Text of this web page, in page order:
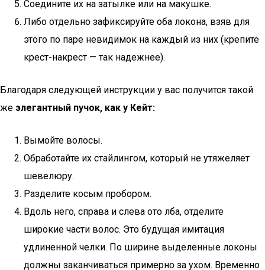
Соедините их на затылке или на макушке.
Либо отдельно зафиксируйте оба локона, взяв для
этого по паре невидимок на каждый из них (крепите
крест-накрест — так надежнее).
Благодаря следующей инструкции у вас получится такой
же элегантный пучок, как у Кейт:
Вымойте волосы.
Обработайте их стайлингом, который не утяжеляет
шевелюру.
Разделите косым пробором.
Вдоль него, справа и слева ото лба, отделите
широкие части волос. Это будущая имитация
удлиненной челки. По ширине выделенные локоны
должны заканчиваться примерно за ухом. Временно